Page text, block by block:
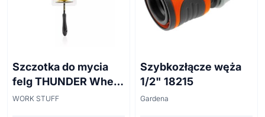
Szczotka do mycia
felg THUNDER Wheel
Brush 45cm
WORK STUFF
Szybkozłącze węża
1/2" 18215
Gardena